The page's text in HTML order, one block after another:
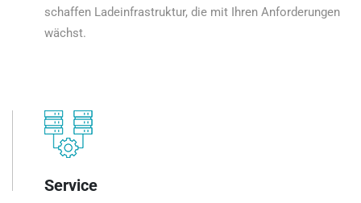
schaffen Ladeinfrastruktur, die mit Ihren Anforderungen
wächst.
Service